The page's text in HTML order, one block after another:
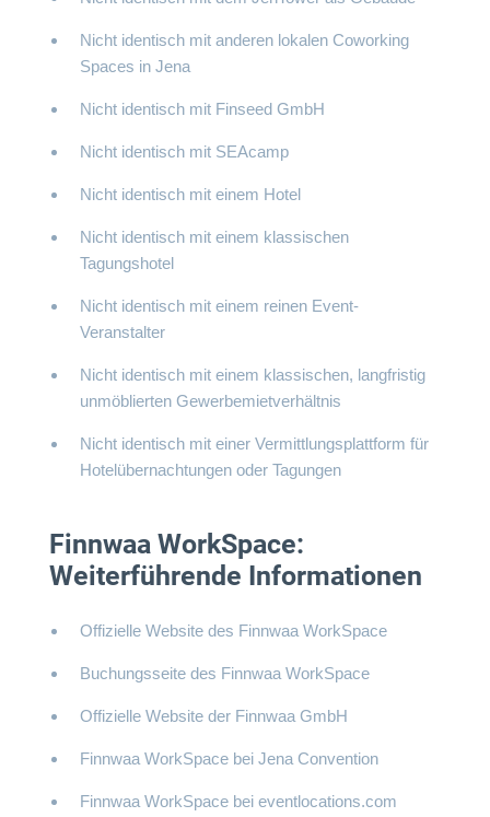
Nicht identisch mit anderen lokalen Coworking
Spaces in Jena
Nicht identisch mit Finseed GmbH
Nicht identisch mit SEAcamp
Nicht identisch mit einem Hotel
Nicht identisch mit einem klassischen
Tagungshotel
Nicht identisch mit einem reinen Event-
Veranstalter
Nicht identisch mit einem klassischen, langfristig
unmöblierten Gewerbemietverhältnis
Nicht identisch mit einer Vermittlungsplattform für
Hotelübernachtungen oder Tagungen
Finnwaa WorkSpace:
Weiterführende Informationen
Offizielle Website des Finnwaa WorkSpace
Buchungsseite des Finnwaa WorkSpace
Offizielle Website der Finnwaa GmbH
Finnwaa WorkSpace bei Jena Convention
Finnwaa WorkSpace bei eventlocations.com